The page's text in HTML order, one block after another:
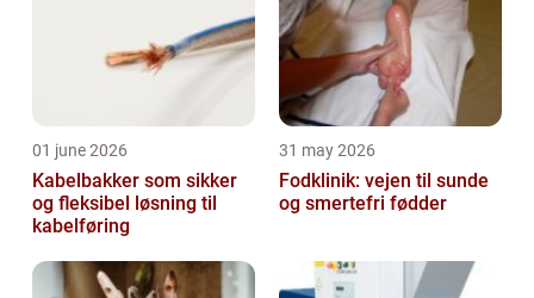
01 june 2026
Kabelbakker som sikker
og fleksibel løsning til
kabelføring
31 may 2026
Fodklinik: vejen til sunde
og smertefri fødder